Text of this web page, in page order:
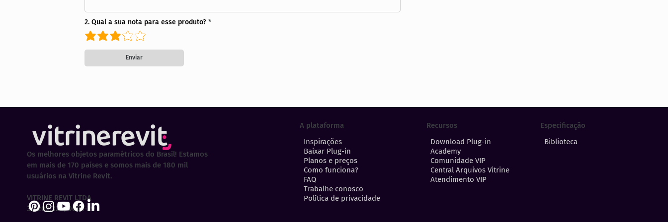
2. Qual a sua nota para esse produto?
Enviar
A plataforma
Inspirações
Baixar Plug-in
Planos e preços
Como funciona?
FAQ
Trabalhe conosco
Política de privacidade
Recursos
Download Plug-in
Academy
Comunidade VIP
Central Arquivos Vitrine
Atendimento VIP
Especificação
Biblioteca
Os melhores objetos paramétricos do Brasil! Estamos
em mais de 170 países e somos mais de 180 mil
usuários na Vitrine Revit.
VITRINE REVIT LTDA
30.202.323/0001-29